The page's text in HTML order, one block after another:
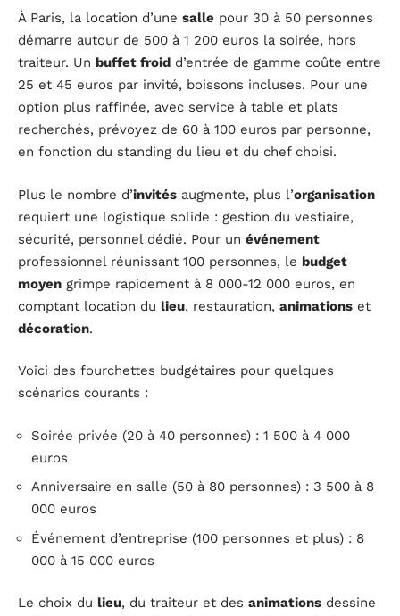
À Paris, la location d’une salle pour 30 à 50 personnes
démarre autour de 500 à 1 200 euros la soirée, hors
traiteur. Un buffet froid d’entrée de gamme coûte entre
25 et 45 euros par invité, boissons incluses. Pour une
option plus raffinée, avec service à table et plats
recherchés, prévoyez de 60 à 100 euros par personne,
en fonction du standing du lieu et du chef choisi.
Plus le nombre d’invités augmente, plus l’organisation
requiert une logistique solide : gestion du vestiaire,
sécurité, personnel dédié. Pour un événement
professionnel réunissant 100 personnes, le budget
moyen grimpe rapidement à 8 000-12 000 euros, en
comptant location du lieu, restauration, animations et
décoration.
Voici des fourchettes budgétaires pour quelques
scénarios courants :
Soirée privée (20 à 40 personnes) : 1 500 à 4 000
euros
Anniversaire en salle (50 à 80 personnes) : 3 500 à 8
000 euros
Événement d’entreprise (100 personnes et plus) : 8
000 à 15 000 euros
Le choix du lieu, du traiteur et des animations dessine